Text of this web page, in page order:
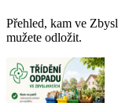
Přehled, kam ve
mužete odložit.